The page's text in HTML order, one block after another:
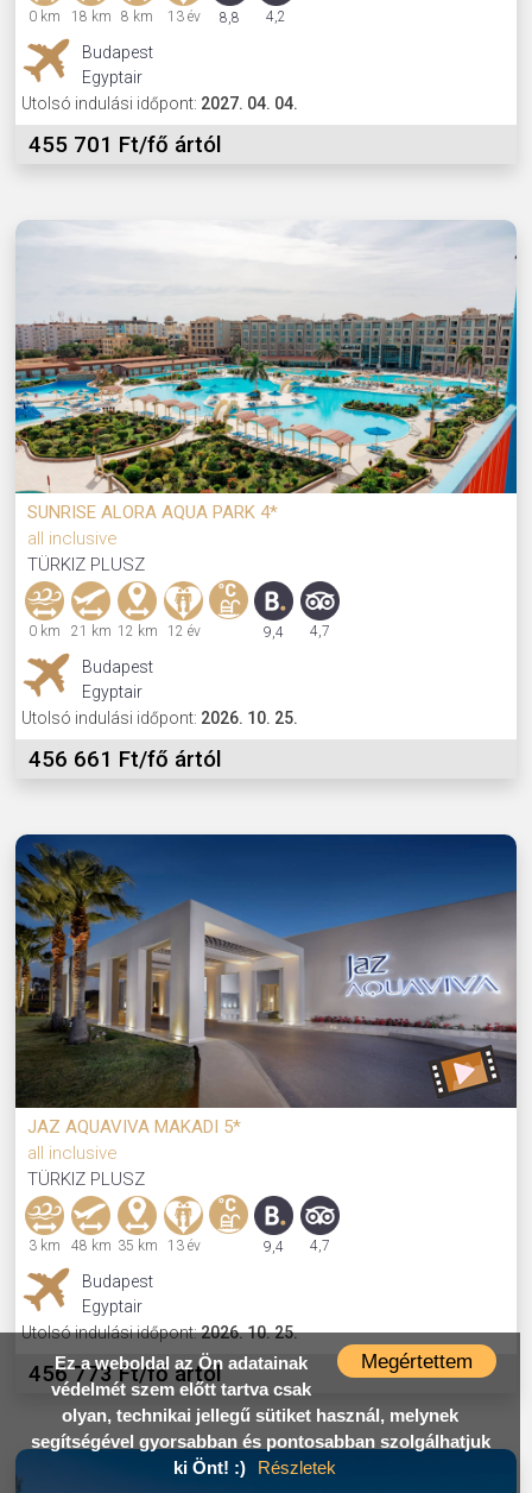
0 km 18 km 8 km 13 év 8,8 4,2
Budapest
Egyptair
Utolsó indulási időpont: 2027. 04. 04.
455 701 Ft/fő ártól
SUNRISE ALORA AQUA PARK 4*
all inclusive
TÜRKIZ PLUSZ
0 km 21 km 12 km 12 év 9,4 4,7
Budapest
Egyptair
Utolsó indulási időpont: 2026. 10. 25.
456 661 Ft/fő ártól
JAZ AQUAVIVA MAKADI 5*
all inclusive
TÜRKIZ PLUSZ
3 km 48 km 35 km 13 év 9,4 4,7
Budapest
Egyptair
Utolsó indulási időpont:2026. 10. 25.
456 773 Ft/fő ártól Megértettem
Ez a weboldal az Ön adatainak
védelmét szem előtt tartva csak
olyan, technikai jellegű sütiket használ, melynek
segítségével gyorsabban és pontosabban szolgálhatjuk
ki Önt! :)
Részletek